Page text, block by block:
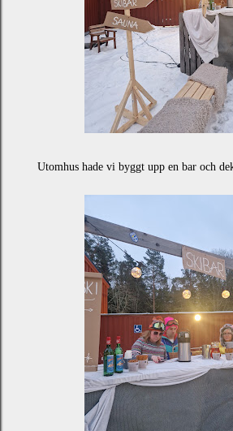
Utomhus hade vi byggt upp en bar och